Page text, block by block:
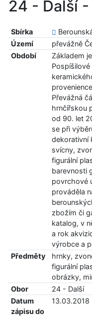
24 - Další -
Sbírka
Území
převážně
Období
Základem
Převážná
hrnčířskou
od 90. let
se při
dekorativní
svícny,
figurální
barevnosti
povrchové
prováděla
zbožím či
katalog, v
a rok
výrobce a
Předměty
hrnky,
figurální
obrázky,
Obor
24 - Další
Datum
zápisu do
13.03.2018